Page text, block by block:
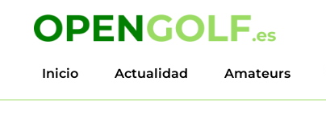
Inicio Actualidad Amateurs